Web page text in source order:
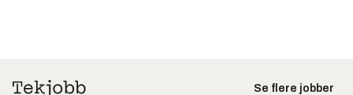
Se flere jobber